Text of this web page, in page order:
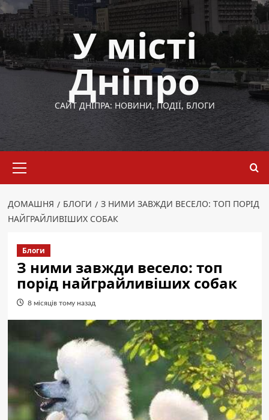
Перейти
до
вмісту
У місті
Дніпро
САЙТ ДНІПРА: НОВИНИ, ПОДІЇ, БЛОГИ
меню
ДОМАШНЯ БЛОГИ
З НИМИ ЗАВЖДИ ВЕСЕЛО: ТОП ПОРІД
НАЙГРАЙЛИВІШИХ СОБАК
Блоги
З ними завжди весело: топ
порід найграйливіших собак
8 місяців тому назад